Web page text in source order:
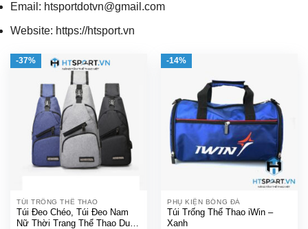
Email: htsportdotvn@gmail.com
Website: https://htsport.vn
-37%
TÚI TRỐNG THỂ THAO
Túi Đeo Chéo, Túi Đeo Nam
Nữ Thời Trang Thể Thao Du
-14%
PHỤ KIỆN BÓNG ĐÁ
Túi Trống Thể Thao iWin –
Xanh